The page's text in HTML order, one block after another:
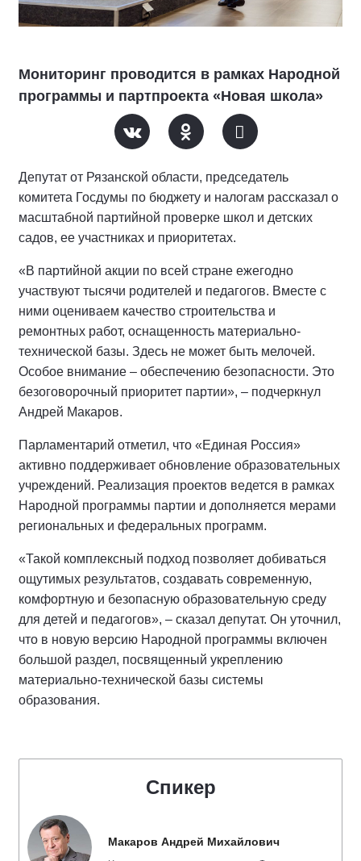
Мониторинг проводится в рамках Народной
программы и партпроекта «Новая школа»
Депутат от Рязанской области, председатель
комитета Госдумы по бюджету и налогам рассказал о
масштабной партийной проверке школ и детских
садов, ее участниках и приоритетах.
«В партийной акции по всей стране ежегодно
участвуют тысячи родителей и педагогов. Вместе с
ними оцениваем качество строительства и
ремонтных работ, оснащенность материально-
технической базы. Здесь не может быть мелочей.
Особое внимание – обеспечению безопасности. Это
безоговорочный приоритет партии», – подчеркнул
Андрей Макаров.
Парламентарий отметил, что «Единая Россия»
активно поддерживает обновление образовательных
учреждений. Реализация проектов ведется в рамках
Народной программы партии и дополняется мерами
региональных и федеральных программ.
«Такой комплексный подход позволяет добиваться
ощутимых результатов, создавать современную,
комфортную и безопасную образовательную среду
для детей и педагогов», – сказал депутат. Он уточнил,
что в новую версию Народной программы включен
большой раздел, посвященный укреплению
материально-технической базы системы
образования.
Спикер
Макаров Андрей Михайлович